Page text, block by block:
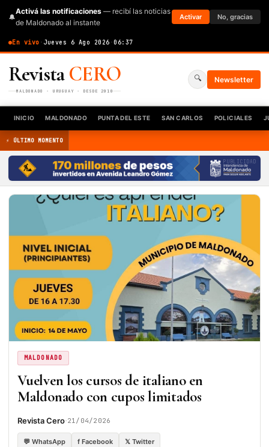
🔔
Activá las notificaciones — recibí las noticias
de Maldonado al instante
Activar No, gracias
En vivo · Jueves 6 Ago 2026 ·06:37
RevistaCERO
MALDONADO · URUGUAY · DESDE 2010
🔍 Newsletter
INICIO MALDONADO PUNTA DEL ESTE SAN CARLOS POLICIALES
⚡ ÚLTIMO MOMENTO
PUBLICIDAD
MALDONADO
Vuelven los cursos de italiano en
Maldonado con cupos limitados
Revista Cero·21/04/2026
💬 WhatsApp f Facebook 𝕏 Twitter